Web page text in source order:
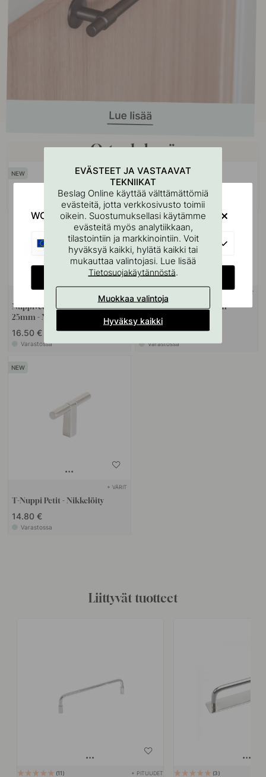
Osta yhdessä
Nuppivedin Copenhagen -
25mm - Nikkelöity
16.50 €
Varastossa
+ VÄRIT
Nuppivedin Solo - 21mm -
Nikkelöity
15.60 €
Varastossa
+ VÄRIT
T-Nuppi Petit - Nikkelöity
14.80 €
Varastossa
Liittyvät tuotteet
11 + PITUUDET 3
EVÄSTEET JA VASTAAVAT
TEKNIIKAT
Beslag Online käyttää välttämättömiä
evästeitä, jotta verkkosivusto toimii
oikein. Suostumuksellasi käytämme
evästeitä myös analytiikkaan,
tilastointiin ja markkinointiin. Voit
hyväksyä kaikki, hylätä kaikki tai
mukauttaa valintojasi. Lue lisää
Tietosuojakäytännöstä.
Muokkaa valintoja
Hyväksy kaikki
WOULD YOU RATHER VISIT?
EU
CHANGE COUNTRY